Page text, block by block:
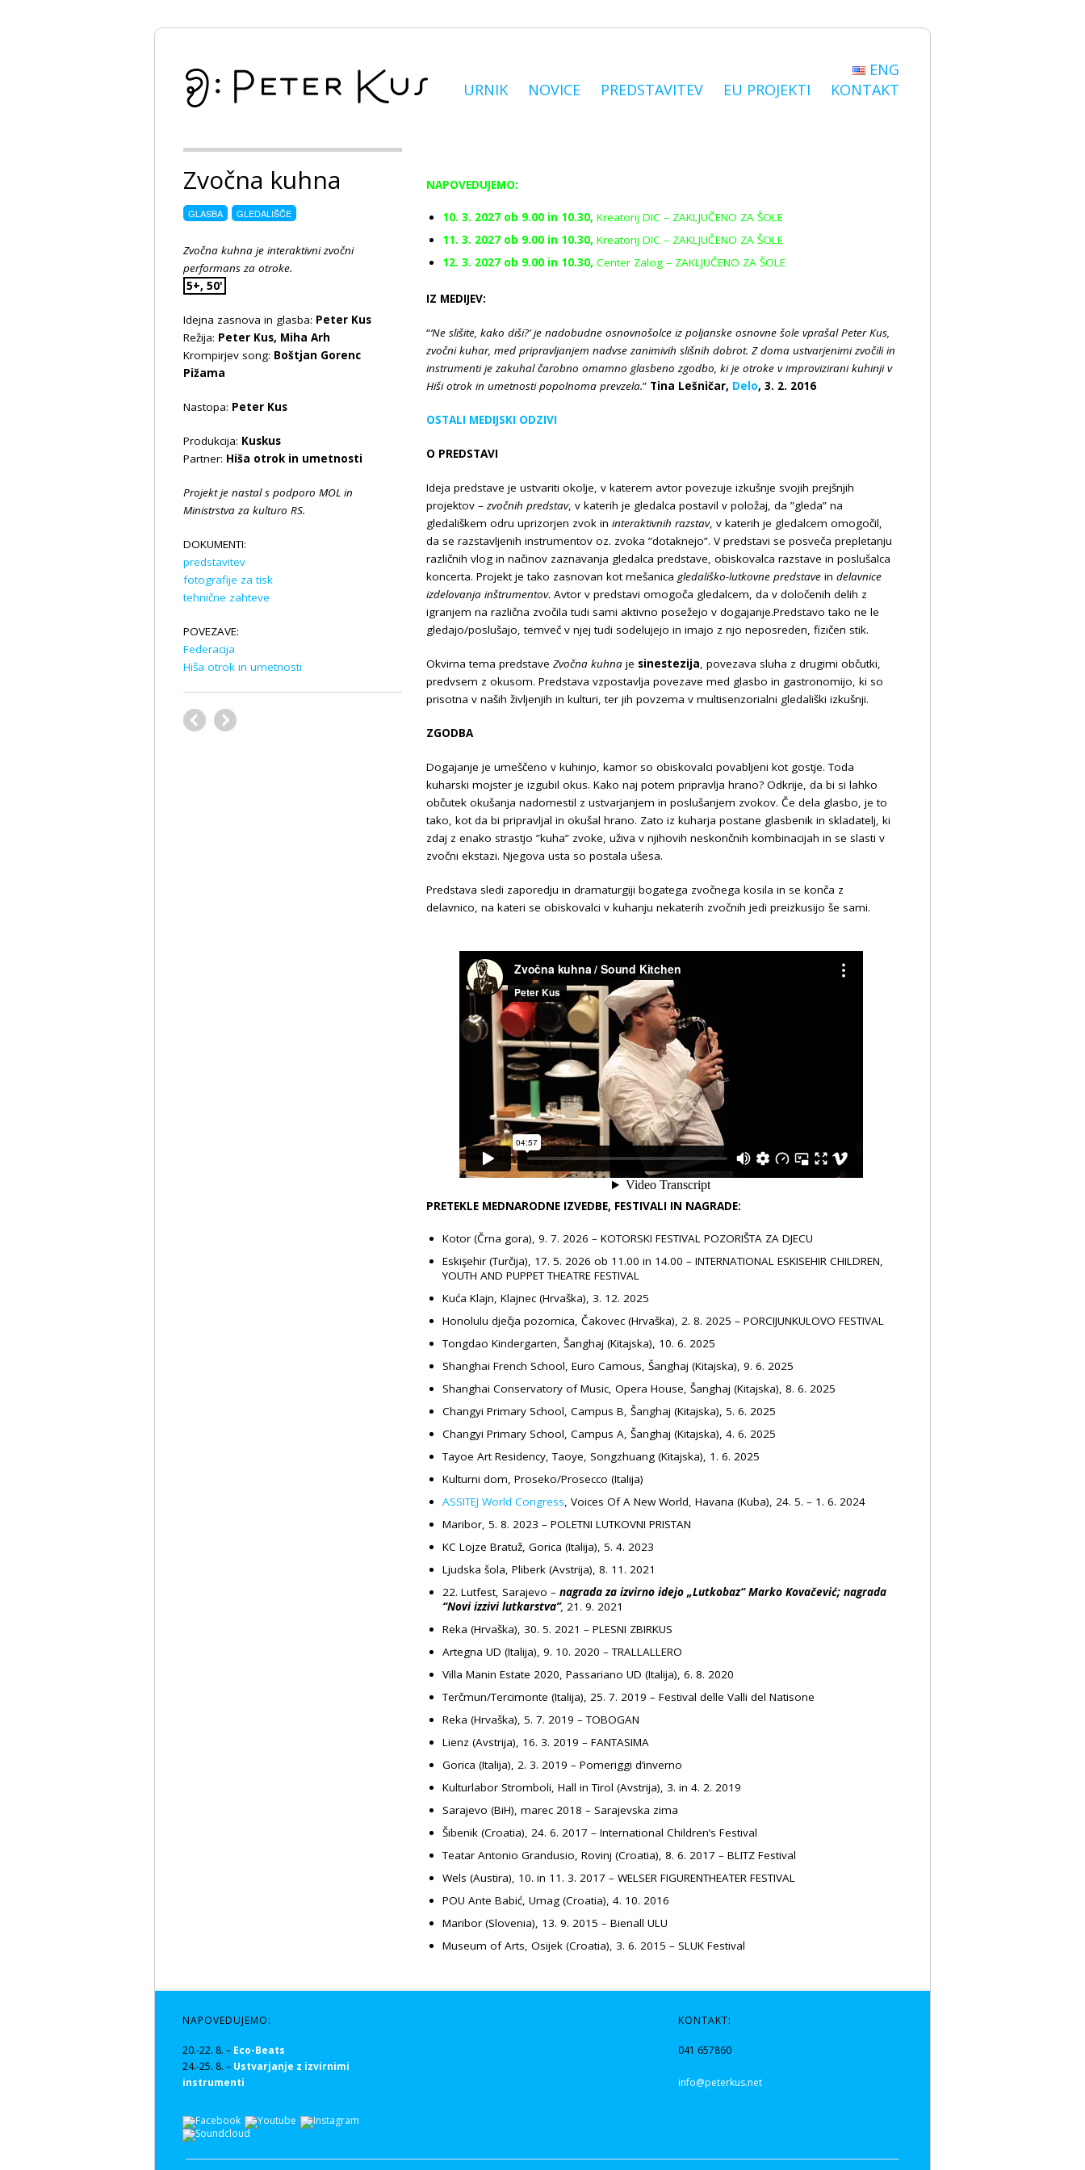
URNIK NOVICE PREDSTAVITEV EU PROJEKTI KONTAKT
ENG
Zvočna kuhna
GLASBA GLEDALIŠČE
Zvočna kuhna je interaktivni zvočni
performans za otroke.
5+, 50'
Idejna zasnova in glasba: Peter Kus
Režija: Peter Kus, Miha Arh
Krompirjev song: Boštjan Gorenc
Pižama
Nastopa: Peter Kus
Produkcija: Kuskus
Partner: Hiša otrok in umetnosti
Projekt je nastal s podporo MOL in
Ministrstva za kulturo RS.
DOKUMENTI:
predstavitev
fotografije za tisk
tehnične zahteve
POVEZAVE:
Federacija
Hiša otrok in umetnosti
NAPOVEDUJEMO:
10. 3. 2027 ob 9.00 in 10.30,Kreatorij DIC – ZAKLJUČENO ZA ŠOLE
11. 3. 2027 ob 9.00 in 10.30, Kreatorij DIC – ZAKLJUČENO ZA ŠOLE
12. 3. 2027 ob 9.00 in 10.30,Center Zalog – ZAKLJUČENO ZA ŠOLE
IZ MEDIJEV:
“‘Ne slišite, kako diši?’ je nadobudne osnovnošolce iz poljanske osnovne šole vprašal Peter Kus,
zvočni kuhar, med pripravljanjem nadvse zanimivih slišnih dobrot. Z doma ustvarjenimi zvočili in
instrumenti je zakuhal čarobno omamno glasbeno zgodbo, ki je otroke v improvizirani kuhinji v
Hiši otrok in umetnosti popolnoma prevzela.” Tina Lešničar, Delo, 3. 2. 2016
OSTALI MEDIJSKI ODZIVI
O PREDSTAVI
Ideja predstave je ustvariti okolje, v katerem avtor povezuje izkušnje svojih prejšnjih
projektov –zvočnih predstav, v katerih je gledalca postavil v položaj, da ”gleda” na
gledališkem odru uprizorjen zvok ininteraktivnih razstav, v katerih je gledalcem omogočil,
da se razstavljenih instrumentov oz. zvoka ”dotaknejo”. V predstavi se posveča prepletanju
različnih vlog in načinov zaznavanja gledalca predstave, obiskovalca razstave in poslušalca
koncerta. Projekt je tako zasnovan kot mešanicagledališko-lutkovne predstave indelavnice
izdelovanja inštrumentov. Avtor v predstavi omogoča gledalcem, da v določenih delih z
igranjem na različna zvočila tudi sami aktivno posežejo v dogajanje.Predstavo tako ne le
gledajo/poslušajo, temveč v njej tudi sodelujejo in imajo z njo neposreden, fizičen stik.
Okvirna tema predstaveZvočna kuhnaje sinestezija, povezava sluha z drugimi občutki,
predvsem z okusom. Predstava vzpostavlja povezave med glasbo in gastronomijo, ki so
prisotna v naših življenjih in kulturi, ter jih povzema v multisenzorialni gledališki izkušnji.
ZGODBA
Dogajanje je umeščeno v kuhinjo, kamor so obiskovalci povabljeni kot gostje. Toda
kuharski mojster je izgubil okus. Kako naj potem pripravlja hrano? Odkrije, da bi si lahko
občutek okušanja nadomestil z ustvarjanjem in poslušanjem zvokov. Če dela glasbo, je to
tako, kot da bi pripravljal in okušal hrano. Zato iz kuharja postane glasbenik in skladatelj, ki
zdaj z enako strastjo ”kuha” zvoke, uživa v njihovih neskončnih kombinacijah in se slasti v
zvočni ekstazi. Njegova usta so postala ušesa.
Predstava sledi zaporedju in dramaturgiji bogatega zvočnega kosila in se konča z
delavnico, na kateri se obiskovalci v kuhanju nekaterih zvočnih jedi preizkusijo še sami.
PRETEKLE MEDNARODNE IZVEDBE, FESTIVALI IN NAGRADE:
Kotor (Črna gora), 9. 7. 2026 – KOTORSKI FESTIVAL POZORIŠTA ZA DJECU
Eskişehir (Turčija), 17. 5. 2026 ob 11.00 in 14.00 –INTERNATIONAL ESKISEHIR CHILDREN,
YOUTH AND PUPPET THEATRE FESTIVAL
Kuća Klajn, Klajnec (Hrvaška), 3. 12. 2025
Honolulu dječja pozornica, Čakovec (Hrvaška), 2. 8. 2025 – PORCIJUNKULOVO FESTIVAL
Tongdao Kindergarten, Šanghaj (Kitajska), 10. 6. 2025
Shanghai French School, Euro Camous, Šanghaj (Kitajska), 9. 6. 2025
Shanghai Conservatory of Music, Opera House, Šanghaj (Kitajska), 8. 6. 2025
Changyi Primary School, Campus B, Šanghaj (Kitajska), 5. 6. 2025
Changyi Primary School, Campus A, Šanghaj (Kitajska), 4. 6. 2025
Tayoe Art Residency, Taoye, Songzhuang (Kitajska), 1. 6. 2025
Kulturni dom, Proseko/Prosecco (Italija)
ASSITEJ World Congress, Voices Of A New World, Havana (Kuba), 24. 5. – 1. 6. 2024
Maribor, 5. 8. 2023 – POLETNI LUTKOVNI PRISTAN
KC Lojze Bratuž, Gorica (Italija), 5. 4. 2023
Ljudska šola, Pliberk (Avstrija), 8. 11. 2021
22. Lutfest, Sarajevo –nagrada za izvirno idejo „Lutkobaz“ Marko Kovačević; nagrada
“Novi izzivi lutkarstva”, 21. 9. 2021
Reka (Hrvaška), 30. 5. 2021 – PLESNI ZBIRKUS
Artegna UD (Italija), 9. 10. 2020 – TRALLALLERO
Villa Manin Estate 2020,Passariano UD (Italija), 6. 8. 2020
Terčmun/Tercimonte (Italija), 25. 7. 2019 – Festival delle Valli del Natisone
Reka (Hrvaška), 5. 7. 2019 – TOBOGAN
Lienz (Avstrija), 16. 3. 2019 – FANTASIMA
Gorica (Italija), 2. 3. 2019 – Pomeriggi d’inverno
Kulturlabor Stromboli, Hall in Tirol (Avstrija), 3. in 4. 2. 2019
Sarajevo (BiH), marec 2018 – Sarajevska zima
Šibenik (Croatia), 24. 6. 2017 – International Children’s Festival
Teatar Antonio Grandusio, Rovinj (Croatia), 8. 6. 2017 – BLITZ Festival
Wels (Austira), 10. in 11. 3. 2017 – WELSER FIGURENTHEATER FESTIVAL
POU Ante Babić, Umag (Croatia), 4. 10. 2016
Maribor (Slovenia), 13. 9. 2015 – Bienall ULU
Museum of Arts, Osijek (Croatia), 3. 6. 2015 – SLUK Festival
NAPOVEDUJEMO:
20.-22. 8. – Eco-Beats
24.-25. 8. – Ustvarjanje z izvirnimi
instrumenti
KONTAKT:
041 657860
info@peterkus.net